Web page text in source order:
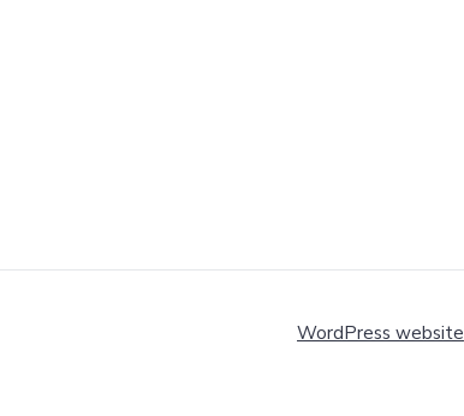
WordPress website